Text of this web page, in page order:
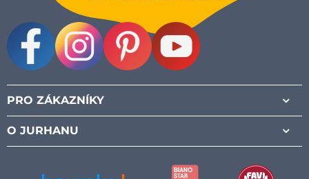
PRO ZÁKAZNÍKY
O JURHANU